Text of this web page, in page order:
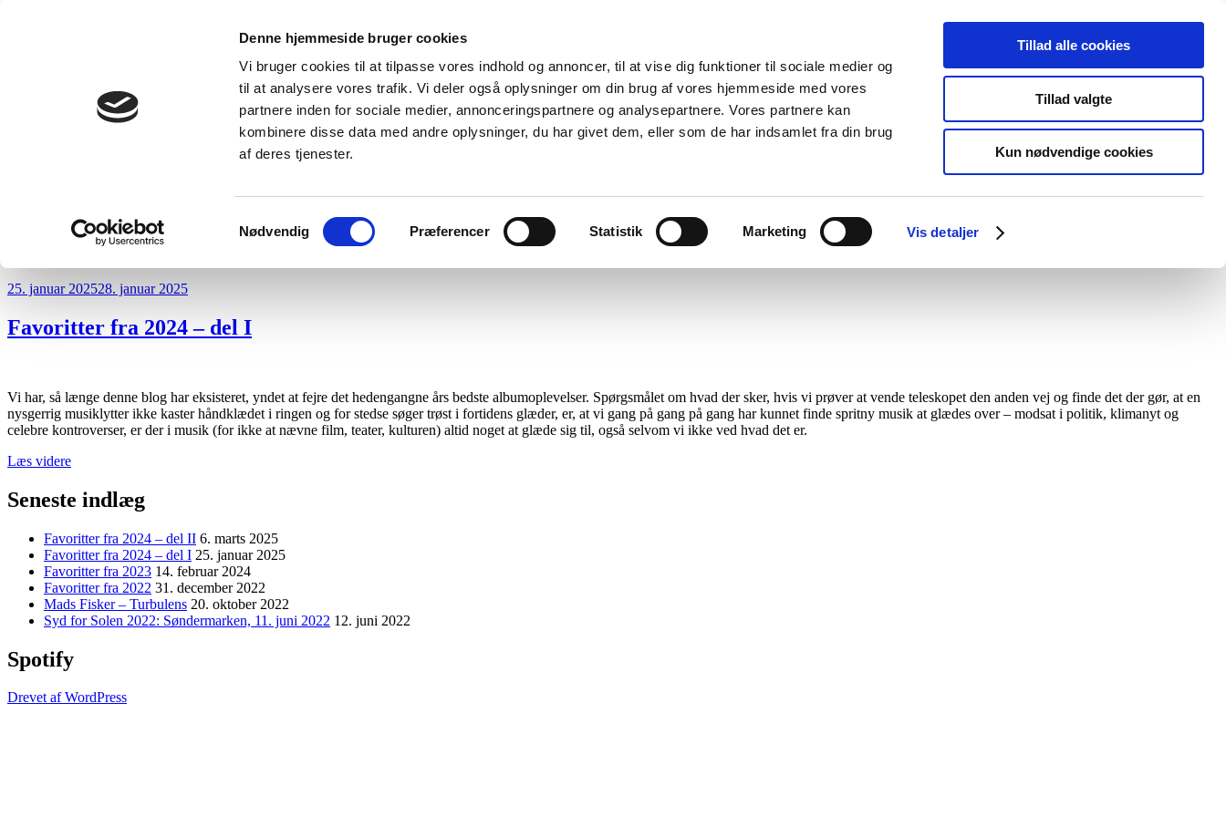
Denne hjemmeside bruger cookies
Vi bruger cookies til at tilpasse vores indhold og annoncer, til at vise dig funktioner til sociale medier og
til at analysere vores trafik. Vi deler også oplysninger om din brug af vores hjemmeside med vores
partnere inden for sociale medier, annonceringspartnere og analysepartnere. Vores partnere kan
kombinere disse data med andre oplysninger, du har givet dem, eller som de har indsamlet fra din brug
af deres tjenester.
Samtykkevalg
Nødvendig Præferencer Statistik Marketing Vis detaljer
Tillad alle cookies
Tillad valgte
Kun nødvendige cookies
Indhold
Udgivet
25. januar 202528. januar 2025
Favoritter fra 2024 – del I
Vi har, så længe denne blog har eksisteret, yndet at fejre det hedengangne års bedste albumoplevelser. Spørgsmålet om hvad der sker, hvis vi prøver at vende teleskopet den anden vej og finde det der gør, at en
nysgerrig musiklytter ikke kaster håndklædet i ringen og for stedse søger trøst i fortidens glæder, er, at vi gang på gang på gang har kunnet finde spritny musik at glædes over – modsat i politik, klimanyt og
celebre kontroverser, er der i musik (for ikke at nævne film, teater, kulturen) altid noget at glæde sig til, også selvom vi ikke ved hvad det er.
Læs videre“Favoritter
2024
–
I”
Seneste indlæg
Favoritter fra 2024 – del II 6. marts 2025
Favoritter fra 2024 – del I 25. januar 2025
Favoritter fra 2023 14. februar 2024
Favoritter fra 2022 31. december 2022
Mads Fisker – Turbulens 20. oktober 2022
Syd for Solen 2022: Søndermarken, 11. juni 2022 12. juni 2022
Spotify
Drevet af WordPress